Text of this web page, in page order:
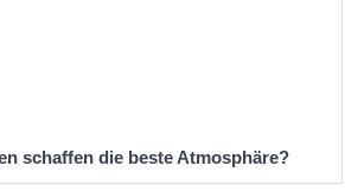
schaffen die beste Atmosphäre?